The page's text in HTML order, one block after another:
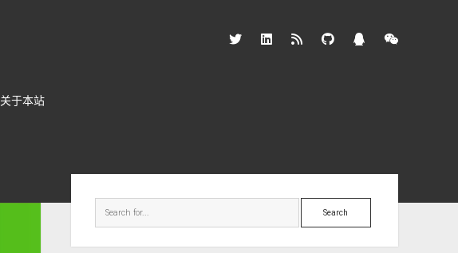
twitterlinkedin github
关于本站
Search